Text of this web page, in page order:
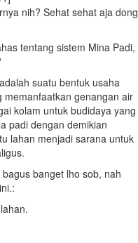
nih? Sehat sehat aja dong
tentang sistem Mina Padi,
suatu bentuk usaha
genangan air
kolam untuk budidaya yang
padi dengan demikian
lahan menjadi sarana untuk
banget lho sob, nah